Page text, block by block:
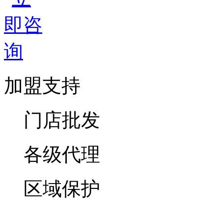
加盟支持
门店批发
各级代理
区域保护